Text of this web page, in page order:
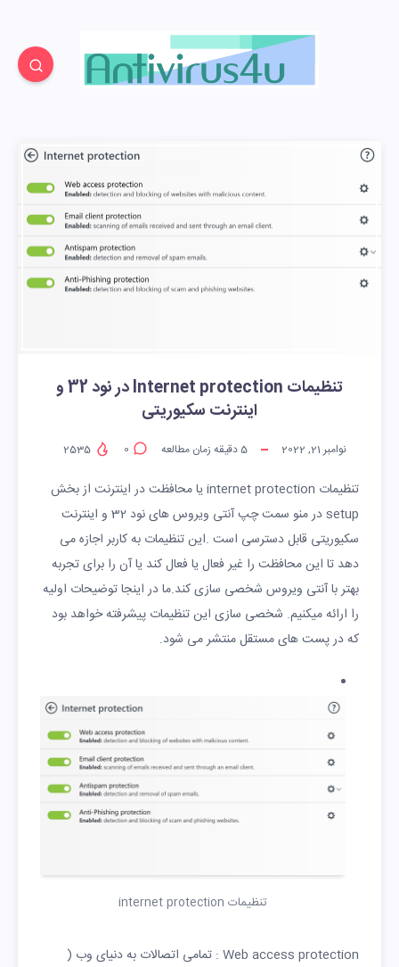
تنظیمات Internet protection در نود 32 و
اینترنت سکیوریتی
نوامبر 21, 2022 5 دقیقه زمان مطالعه 0
تنظیمات internet protection یا محافظت در اینترنت از بخش
setup در منو سمت چپ آنتی ویروس های نود 32 و اینترنت
سکیوریتی قابل دسترسی است .این تنظیمات به کاربر اجازه می
دهد تا این محافظت را غیر فعال یا فعال کند یا آن را برای تجربه
بهتر با آنتی ویروس شخصی سازی کند.ما در اینجا توضیحات اولیه
را ارائه میکنیم. شخصی سازی این تنظیمات پیشرفته خواهد بود
که در پست های مستقل منتشر می شود.
تنظیمات internet protection
Web access protection : تمامی اتصالات به دنیای وب (